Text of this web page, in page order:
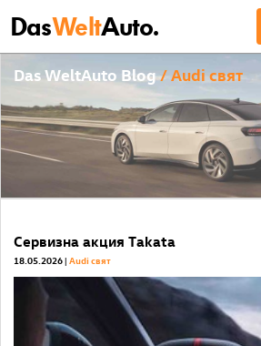
DasWeltAuto.
Das WeltAuto Blog/ Audi свят
Сервизна акция Takata
18.05.2026 Audi свят